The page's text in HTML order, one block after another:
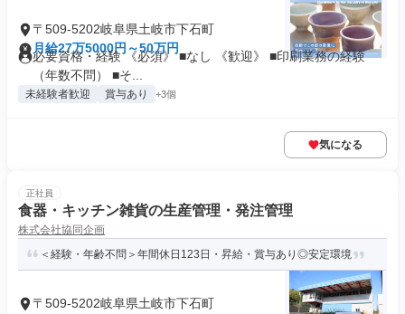
〒509-5202岐阜県土岐市下石町
月給27万5000円～50万円
必要資格・経験 《必須》 ■なし 《歓迎》 ■印刷業務の経験
（年数不問） ■そ...
未経験者歓迎 賞与あり +3個
気になる
正社員
食器・キッチン雑貨の生産管理・発注管理
株式会社協同企画
＜経験・年齢不問＞年間休日123日・昇給・賞与あり◎安定環境
〒509-5202岐阜県土岐市下石町